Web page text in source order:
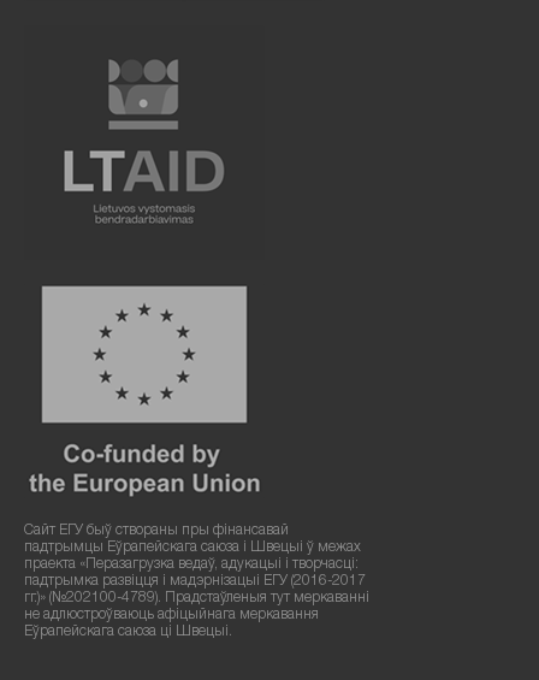
Сайт ЕГУ быў створаны пры фінансавай
падтрымцы Еўрапейскага саюза і Швецыі ў межах
праекта «Перазагрузка ведаў, адукацыі і творчасці:
падтрымка развіцця і мадэрнізацыі ЕГУ (2016-2017
гг.)» (№202100-4789). Прадстаўленыя тут меркаванні
не адлюстроўваюць афіцыйнага меркавання
Еўрапейскага саюза ці Швецыі.